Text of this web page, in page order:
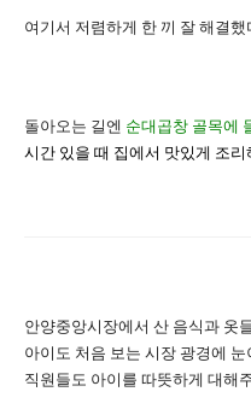
여기서 저렴하게 한 끼 잘 해결했
돌아오는 길엔 순대곱창 골목에
시간 있을 때 집에서 맛있게 조
안양중앙시장에서 산 음식과 옷
아이도 처음 보는 시장 광경에
직원들도 아이를 따뜻하게 대해